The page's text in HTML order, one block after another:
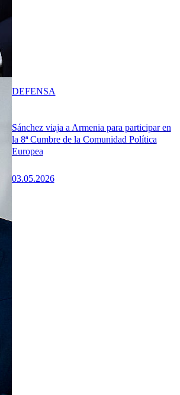
Sánchez viaja a Armenia para participar en
la 8ª Cumbre de la Comunidad Política
Europea
03.05.2026
DEFENSA